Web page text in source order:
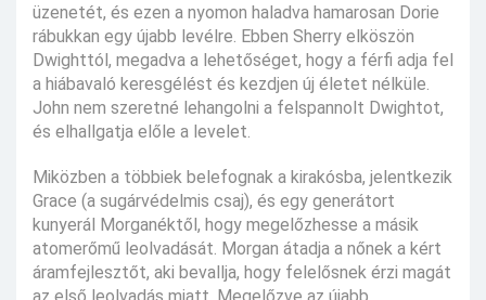
üzenetét, és ezen a nyomon haladva hamarosan Dorie
rábukkan egy újabb levélre. Ebben Sherry elköszön
Dwighttól, megadva a lehetőséget, hogy a férfi adja fel
a hiábavaló keresgélést és kezdjen új életet nélküle.
John nem szeretné lehangolni a felspannolt Dwightot,
és elhallgatja előle a levelet.
Miközben a többiek belefognak a kirakósba, jelentkezik
Grace (a sugárvédelmis csaj), és egy generátort
kunyerál Morganéktől, hogy megelőzhesse a másik
atomerőmű leolvadását. Morgan átadja a nőnek a kért
áramfejlesztőt, aki bevallja, hogy felelősnek érzi magát
az első leolvadás miatt. Megelőzve az újabb